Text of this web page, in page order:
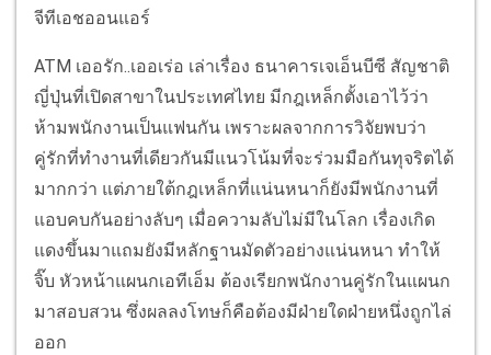
จีทีเอชออนแอร์
ATM เออรัก..เออเร่อ เล่าเรื่อง ธนาคารเจเอ็นบีซี สัญชาติ
ญี่ปุ่นที่เปิดสาขาในประเทศไทย มีกฎเหล็กตั้งเอาไว้ว่า
ห้ามพนักงานเป็นแฟนกัน เพราะผลจากการวิจัยพบว่า
คู่รักที่ทำงานที่เดียวกันมีแนวโน้มที่จะร่วมมือกันทุจริตได้
มากกว่า แต่ภายใต้กฎเหล็กที่แน่นหนาก็ยังมีพนักงานที่
แอบคบกันอย่างลับๆ เมื่อความลับไม่มีในโลก เรื่องเกิด
แดงขึ้นมาแถมยังมีหลักฐานมัดตัวอย่างแน่นหนา ทำให้
จิ๊บ หัวหน้าแผนกเอทีเอ็ม ต้องเรียกพนักงานคู่รักในแผนก
มาสอบสวน ซึ่งผลลงโทษก็คือต้องมีฝ่ายใดฝ่ายหนึ่งถูกไล่
ออก